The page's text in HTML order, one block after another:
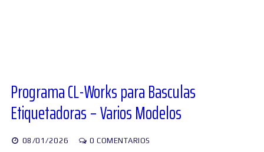
Foros
Programa CL-Works para Basculas
Etiquetadoras – Varios Modelos
08/01/2026 0 COMENTARIOS